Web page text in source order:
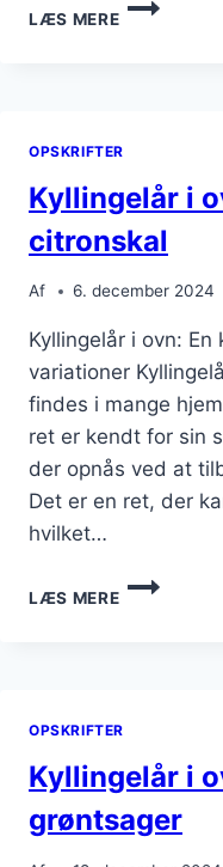
LÆS MEREI
OPSKRIFTER
Kyllingelår i
citronskal
Af 6. december 2024
Kyllingelår i ovn:
variationer
findes i mange
ret er kendt for sin
der opnås ved at
Det er en ret, der
hvilket…
LÆS MEREI
CITRONSKAL
OPSKRIFTER
Kyllingelår i
grøntsager